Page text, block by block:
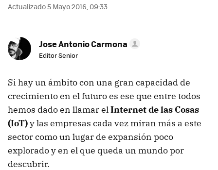
Actualizado 5 Mayo 2016, 09:33
Jose Antonio Carmona
Editor Senior
Si hay un ámbito con una gran capacidad de
crecimiento en el futuro es ese que entre todos
hemos dado en llamar elInternet de las Cosas
(IoT)y las empresas cada vez miran más a este
sector como un lugar de expansión poco
explorado y en el que queda un mundo por
descubrir.